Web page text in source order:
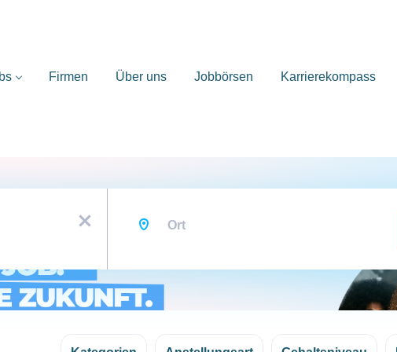
Firmen Über uns Jobbörsen Karrierekompass
x